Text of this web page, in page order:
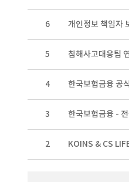
6 개인정보 책임자
5 침해사고대응팀
4 한국보험금융 공
3 한국보험금융 -
2 KOINS & CS